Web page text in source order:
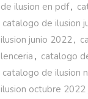
de ilusion en pdf,
catalogo de ilusion
ilusion junio 2022 ,
lenceria , catalogo
catalogo de ilusion
ilusion octubre 2022